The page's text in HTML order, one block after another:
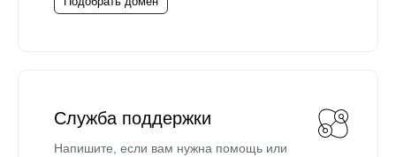
Служба поддержки
Напишите, если вам нужна помощь или